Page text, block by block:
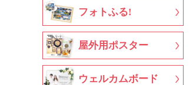
フォトふる!
屋外用ポスター
ウェルカムボード